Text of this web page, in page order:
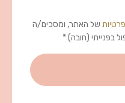
של האתר, ומסכים/ה
בפנייתי (חובה) *